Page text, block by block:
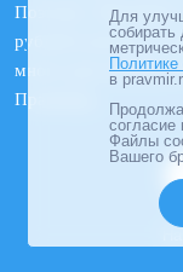
Поэтому «Правмир»
рублей в месяц это
много для
Правмира.
Для
в
согласие
Файлы
Вашего